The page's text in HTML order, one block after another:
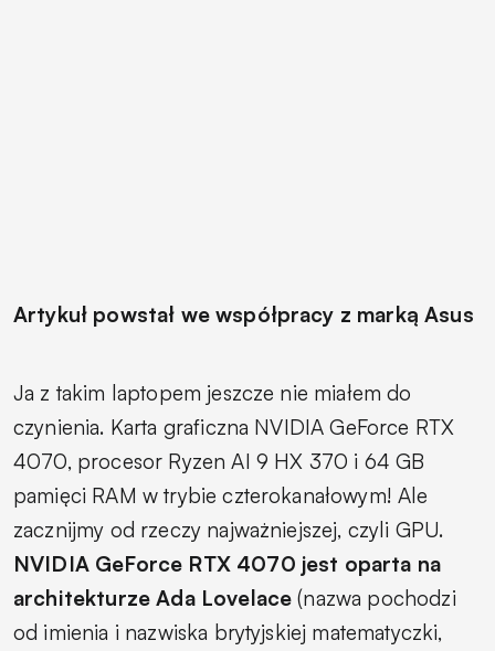
Artykuł powstał we współpracy z marką Asus
Ja z takim laptopem jeszcze nie miałem do
czynienia. Karta graficzna NVIDIA GeForce RTX
4070, procesor Ryzen AI 9 HX 370 i 64 GB
pamięci RAM w trybie czterokanałowym! Ale
zacznijmy od rzeczy najważniejszej, czyli GPU.
NVIDIA GeForce RTX 4070 jest oparta na
architekturze Ada Lovelace (nazwa pochodzi
od imienia i nazwiska brytyjskiej matematyczki,